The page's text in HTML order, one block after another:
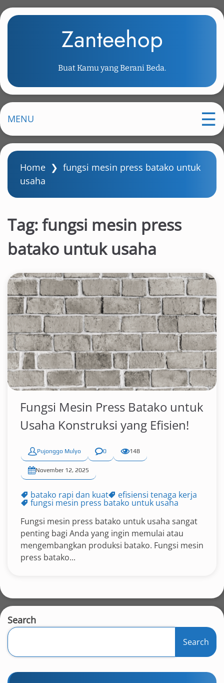
k
m
i
n
o
Zanteehop
Buat Kamu yang Berani Beda.
MENU
Home ❯ fungsi mesin press batako untuk
usaha
Tag:fungsi mesin press
batako untuk usaha
Fungsi Mesin Press Batako untuk
Usaha Konstruksi yang Efisien!
Pujonggo Mulyo 0 148
November 12, 2025
batako rapi dan kuat efisiensi tenaga kerja
fungsi mesin press batako untuk usaha
Fungsi mesin press batako untuk usaha sangat
penting bagi Anda yang ingin memulai atau
mengembangkan produksi batako. Fungsi mesin
press batako...
Search
Search